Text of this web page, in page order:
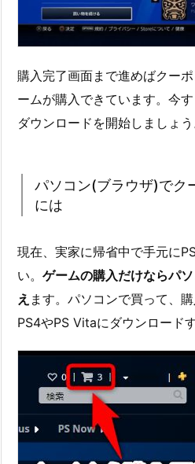
購入完了画面まで進めばクー
ームが購入できています。今
ダウンロードを開始しましょう
パソコン(ブラウザ)でク
には
現在、実家に帰省中で手元に
い。 ゲームの購入だけならパ
え ます。パソコンで買って、
PS4やPS Vitaにダウンロード